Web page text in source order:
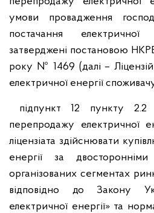
умови провадження
постачання електричної
затверджені постановою
року № 1469 (далі –
електричної енергії
підпункт 12 пункту 2.2
перепродажу електричної
ліцензіата здійснювати
енергії за
організованих сегментах
відповідно до Закону
електричної енергії» та